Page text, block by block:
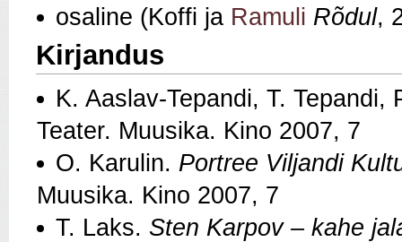
osaline (Koffi ja Ramuli Rõdul,
Kirjandus
K. Aaslav-Tepandi, T. Tepandi,
Teater. Muusika. Kino 2007, 7
O. Karulin. Portree Viljandi
Muusika. Kino 2007, 7
T. Laks. Sten Karpov – kahe